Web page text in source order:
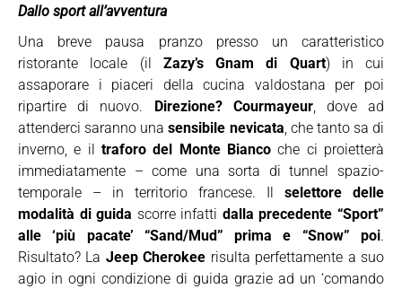
Dallo sport all’avventura
Una breve pausa pranzo presso un caratteristico
ristorante locale (il Zazy’s Gnam di Quart) in cui
assaporare i piaceri della cucina valdostana per poi
ripartire di nuovo. Direzione? Courmayeur, dove ad
attenderci saranno unasensibile nevicata, che tanto sa di
inverno, e il traforo del Monte Bianco che ci proietterà
immediatamente – come una sorta di tunnel spazio-
temporale – in territorio francese. Il selettore delle
modalità di guida scorre infatti dalla precedente “Sport”
alle ‘più pacate’ “Sand/Mud” prima e “Snow” poi.
Risultato? La Jeep Cherokee risulta perfettamente a suo
agio in ogni condizione di guida grazie ad un ‘comando